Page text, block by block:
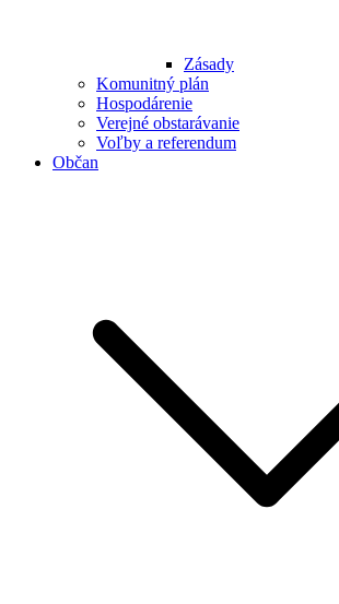
Zásady
Komunitný plán
Hospodárenie
Verejné obstarávanie
Voľby a referendum
Občan